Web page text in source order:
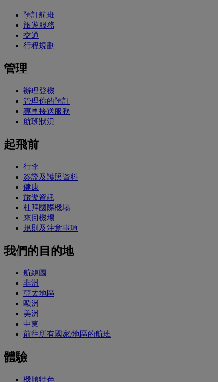
預訂航班
旅遊服務
交通
行程規劃
管理
辦理登機
管理你的預訂
專車接送服務
航班狀況
起飛前
行李
簽證及護照資料
健康
旅遊資訊
杜拜國際機場
來回機場
規則及注意事項
我們的目的地
航線圖
非洲
亞太地區
歐洲
美洲
中東
前往所有國家/地區的航班
體驗
機艙特色